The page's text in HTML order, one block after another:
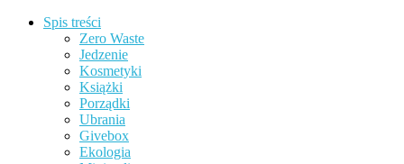
Spis treści
Zero Waste
Jedzenie
Kosmetyki
Książki
Porządki
Ubrania
Givebox
Ekologia